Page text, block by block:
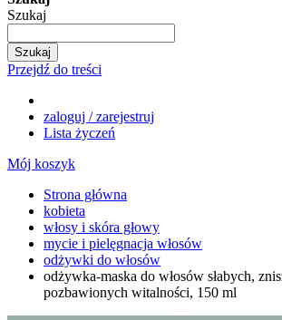
Szukaj
Szukaj
Przejdź do treści
zaloguj / zarejestruj
Lista życzeń
Mój koszyk
Strona główna
kobieta
włosy i skóra głowy
mycie i pielęgnacja włosów
odżywki do włosów
odżywka-maska do włosów słabych,
pozbawionych witalności, 150 ml